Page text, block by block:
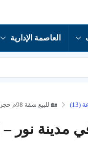
العاصمة الإدارية
🏡 للبيع شقة 98م حجز قديم في مدينة نور – استثمر في المستقبل وامتلك منزلك الفاخر الآن!